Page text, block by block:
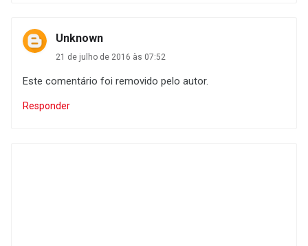
Unknown
21 de julho de 2016 às 07:52
Este comentário foi removido pelo autor.
Responder